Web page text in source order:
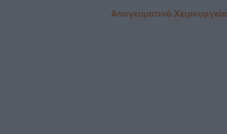
Απογευματινά Χειρουργεία